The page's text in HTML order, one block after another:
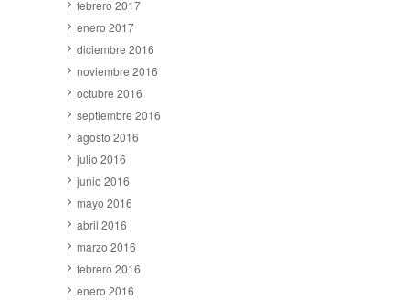
febrero 2017
enero 2017
diciembre 2016
noviembre 2016
octubre 2016
septiembre 2016
agosto 2016
julio 2016
junio 2016
mayo 2016
abril 2016
marzo 2016
febrero 2016
enero 2016